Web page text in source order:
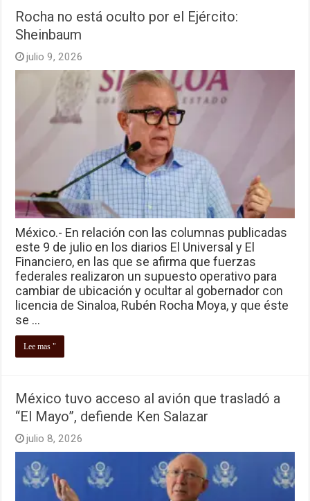
Rocha no está oculto por el Ejército:
Sheinbaum
julio 9, 2026
México.- En relación con las columnas publicadas
este 9 de julio en los diarios El Universal y El
Financiero, en las que se afirma que fuerzas
federales realizaron un supuesto operativo para
cambiar de ubicación y ocultar al gobernador con
licencia de Sinaloa, Rubén Rocha Moya, y que éste
se …
Lee mas "
México tuvo acceso al avión que trasladó a
“El Mayo”, defiende Ken Salazar
julio 8, 2026